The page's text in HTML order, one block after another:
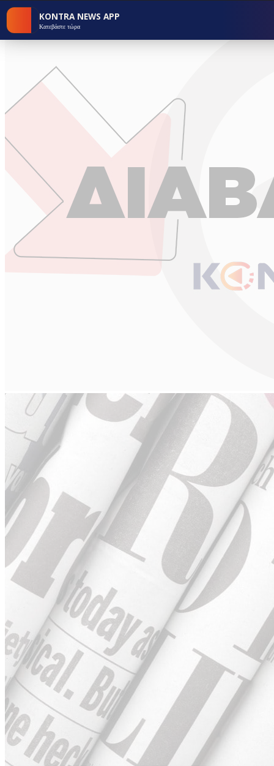
KONTRA NEWS APP
Κατεβάστε τώρα